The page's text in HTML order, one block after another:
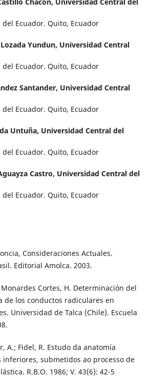
Ecuador. Quito, Ecuador
Yundun, Universidad Central
Ecuador. Quito, Ecuador
Santander, Universidad Central
Ecuador. Quito, Ecuador
Untuña, Universidad Central del
Ecuador. Quito, Ecuador
Castro, Universidad Central del
Ecuador. Quito, Ecuador
Consideraciones Actuales.
Editorial Amolca. 2003.
Cortes, H. Determinación del
de los conductos radiculares en
Universidad de Talca (Chile). Escuela
A.; Fidel, R. Estudo da anatomía
submetidos ao processo de
R.B.O. 1986; V. 43(6): 42-5